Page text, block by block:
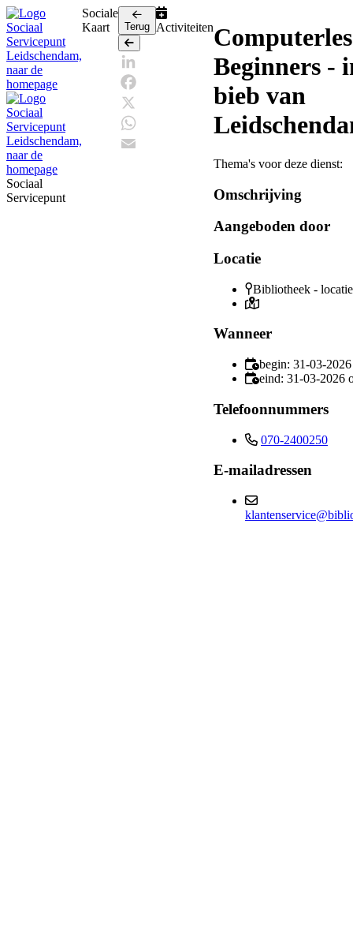
Sociaal
Servicepunt
Sociale
Kaart
Terug
Terug
LinkedIn
Facebook
X
WhatsApp
Activiteiten
Beginners -
bieb van
Thema's voor deze dienst:
Omschrijving
Aangeboden door
Locatie
Bibliotheek -
Wanneer
begin: 31-03-
eind: 31-03-2026
Telefoonnummers
070-2400250
E-mailadressen